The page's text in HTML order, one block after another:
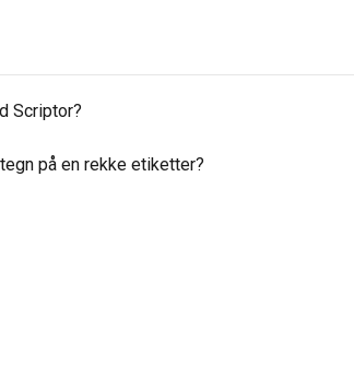
Scriptor?
på en rekke etiketter?